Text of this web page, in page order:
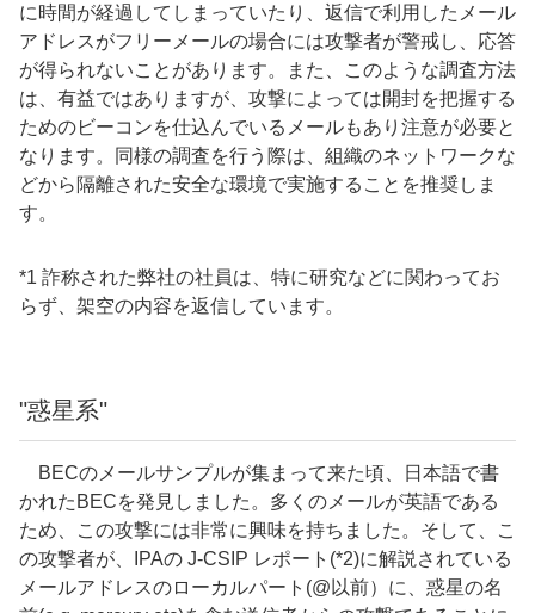
に時間が経過してしまっていたり、返信で利用したメール
アドレスがフリーメールの場合には攻撃者が警戒し、応答
が得られないことがあります。また、このような調査方法
は、有益ではありますが、攻撃によっては開封を把握する
ためのビーコンを仕込んでいるメールもあり注意が必要と
なります。同様の調査を行う際は、組織のネットワークな
どから隔離された安全な環境で実施することを推奨しま
す。
*1 詐称された弊社の社員は、特に研究などに関わってお
らず、架空の内容を返信しています。
"惑星系"
BECのメールサンプルが集まって来た頃、日本語で書
かれたBECを発見しました。多くのメールが英語である
ため、この攻撃には非常に興味を持ちました。そして、こ
の攻撃者が、IPAの J-CSIP レポート(*2)に解説されている
メールアドレスのローカルパート(@以前）に、惑星の名